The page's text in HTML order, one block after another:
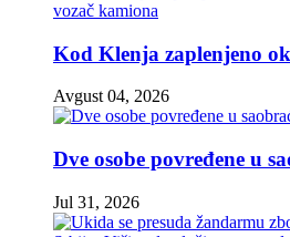
Kod Klenja zaplenjeno
Avgust 04, 2026
Dve osobe povređene u
Jul 31, 2026